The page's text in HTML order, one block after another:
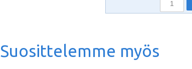
Suosittelemme myös